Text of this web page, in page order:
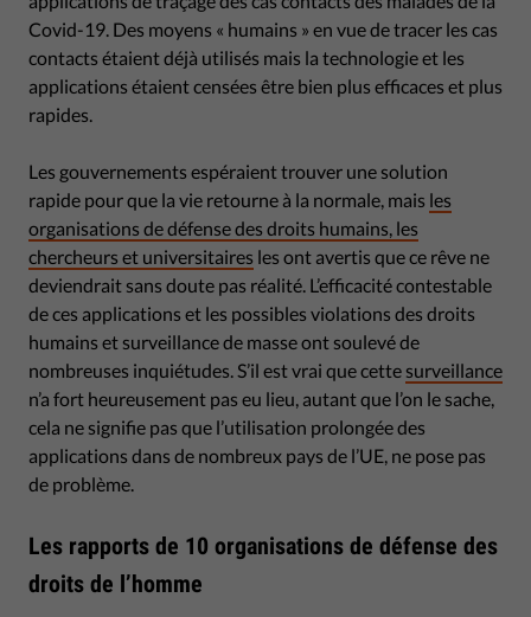
Covid-19. Des moyens « humains » en vue de tracer les cas
contacts étaient déjà utilisés mais la technologie et les
applications étaient censées être bien plus efficaces et plus
rapides.
Les gouvernements espéraient trouver une solution
rapide pour que la vie retourne à la normale, mais les
organisations de défense des droits humains, les
chercheurs et universitaires les ont avertis que ce rêve ne
deviendrait sans doute pas réalité. L’efficacité contestable
de ces applications et les possibles violations des droits
humains et surveillance de masse ont soulevé de
nombreuses inquiétudes. S’il est vrai que cette surveillance
n’a fort heureusement pas eu lieu, autant que l’on le sache,
cela ne signifie pas que l’utilisation prolongée des
applications dans de nombreux pays de l’UE, ne pose pas
de problème.
Les rapports de 10 organisations de défense des
droits de l’homme